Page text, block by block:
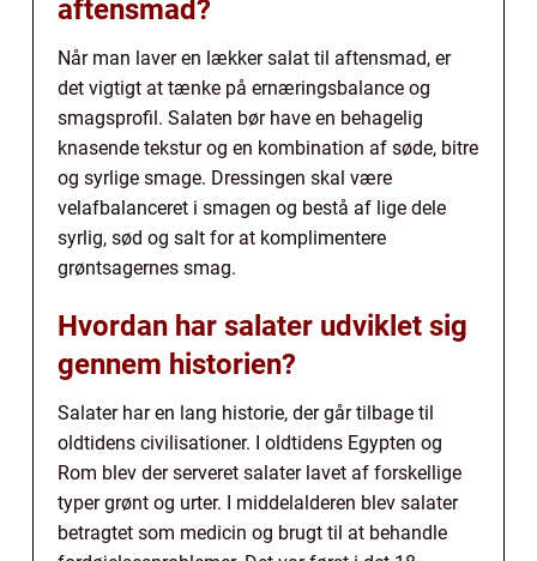
aftensmad?
Når man laver en lækker salat til aftensmad, er
det vigtigt at tænke på ernæringsbalance og
smagsprofil. Salaten bør have en behagelig
knasende tekstur og en kombination af søde, bitre
og syrlige smage. Dressingen skal være
velafbalanceret i smagen og bestå af lige dele
syrlig, sød og salt for at komplimentere
grøntsagernes smag.
Hvordan har salater udviklet sig
gennem historien?
Salater har en lang historie, der går tilbage til
oldtidens civilisationer. I oldtidens Egypten og
Rom blev der serveret salater lavet af forskellige
typer grønt og urter. I middelalderen blev salater
betragtet som medicin og brugt til at behandle